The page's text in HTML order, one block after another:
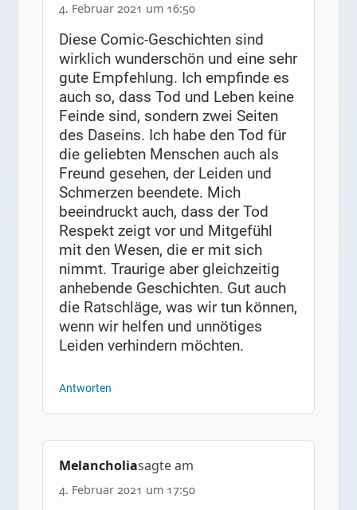
4. Februar 2021 um 16:50
Diese Comic-Geschichten sind
wirklich wunderschön und eine sehr
gute Empfehlung. Ich empfinde es
auch so, dass Tod und Leben keine
Feinde sind, sondern zwei Seiten
des Daseins. Ich habe den Tod für
die geliebten Menschen auch als
Freund gesehen, der Leiden und
Schmerzen beendete. Mich
beeindruckt auch, dass der Tod
Respekt zeigt vor und Mitgefühl
mit den Wesen, die er mit sich
nimmt. Traurige aber gleichzeitig
anhebende Geschichten. Gut auch
die Ratschläge, was wir tun können,
wenn wir helfen und unnötiges
Leiden verhindern möchten.
Antworten
Melancholiasagte am
4. Februar 2021 um 17:50